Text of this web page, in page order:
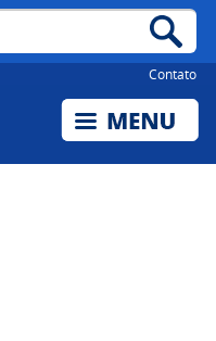
Contato